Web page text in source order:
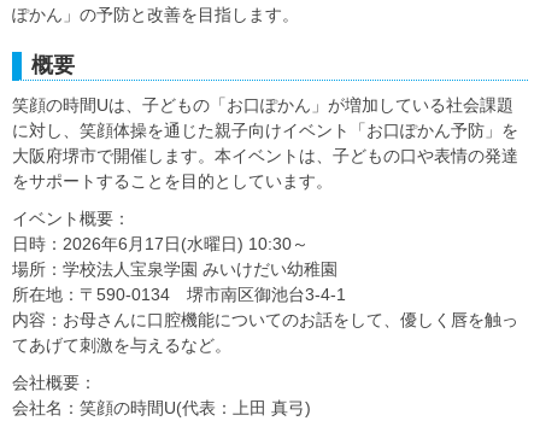
ぽかん」の予防と改善を目指します。
概要
笑顔の時間Uは、子どもの「お口ぽかん」が増加している社会課題
に対し、笑顔体操を通じた親子向けイベント「お口ぽかん予防」を
大阪府堺市で開催します。本イベントは、子どもの口や表情の発達
をサポートすることを目的としています。
イベント概要：
日時：2026年6月17日(水曜日) 10:30～
場所：学校法人宝泉学園 みいけだい幼稚園
所在地：〒590-0134 堺市南区御池台3-4-1
内容：お母さんに口腔機能についてのお話をして、優しく唇を触っ
てあげて刺激を与えるなど。
会社概要：
会社名：笑顔の時間U(代表：上田 真弓)